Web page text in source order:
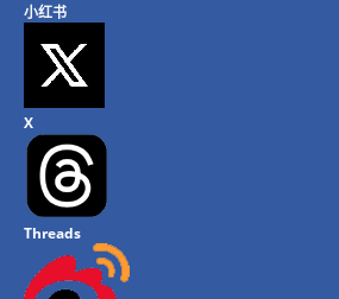
小红书
X
Threads